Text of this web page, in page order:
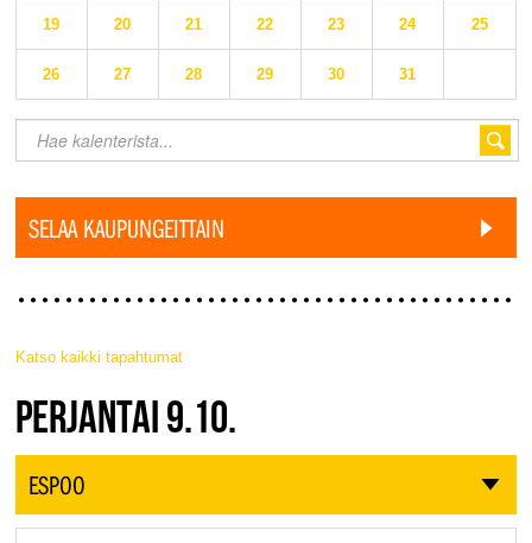
19 20 21 22 23 24 25
26 27 28 29 30 31
SELAA KAUPUNGEITTAIN
Katso kaikki tapahtumat
JAZZ FINLAND LIVE
PERJANTAI 9.10.
ESPOO